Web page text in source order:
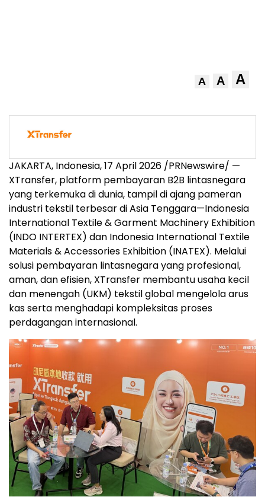
A A A
JAKARTA, Indonesia, 17 April 2026 /PRNewswire/ —
XTransfer, platform pembayaran B2B lintasnegara
yang terkemuka di dunia, tampil di ajang pameran
industri tekstil terbesar di Asia Tenggara—Indonesia
International Textile & Garment Machinery Exhibition
(INDO INTERTEX) dan Indonesia International Textile
Materials & Accessories Exhibition (INATEX). Melalui
solusi pembayaran lintasnegara yang profesional,
aman, dan efisien, XTransfer membantu usaha kecil
dan menengah (UKM) tekstil global mengelola arus
kas serta menghadapi kompleksitas proses
perdagangan internasional.